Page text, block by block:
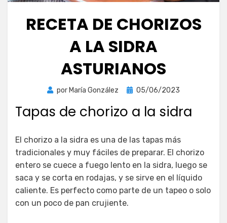
RECETA DE CHORIZOS
A LA SIDRA
ASTURIANOS
por María González
Publicada
05/06/2023
Tapas de chorizo a la sidra
El chorizo a la sidra es una de las tapas más
tradicionales y muy fáciles de preparar. El chorizo
entero se cuece a fuego lento en la sidra, luego se
saca y se corta en rodajas, y se sirve en el líquido
caliente. Es perfecto como parte de un tapeo o solo
con un poco de pan crujiente.